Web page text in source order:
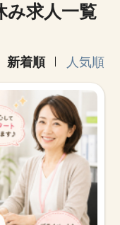
み求人一覧
新着順 人気順
・四国